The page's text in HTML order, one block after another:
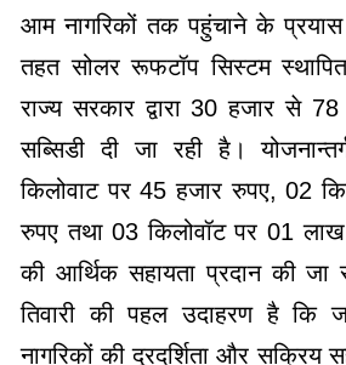
आम नागरिकों तक पहुंचाने के
तहत सोलर रूफटॉप सिस्टम
राज्य सरकार द्वारा 30 हजार से
सब्सिडी दी जा रही है।
किलोवाट पर 45 हजार रुपए, 02
रुपए तथा 03 किलोवॉट पर 01
की आर्थिक सहायता प्रदान की जा
तिवारी की पहल उदाहरण है कि
नागरिकों की दूरदर्शिता और सक्रिय